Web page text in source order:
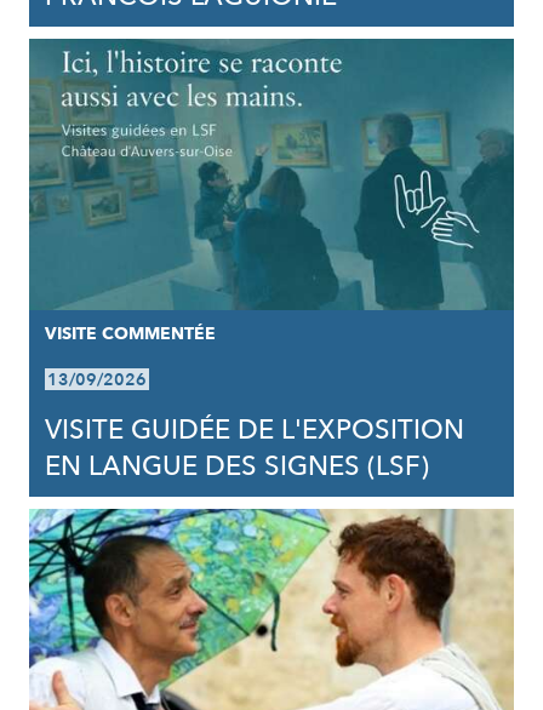
VISITE COMMENTÉE
13/09/2026
VISITE GUIDÉE DE L'EXPOSITION
EN LANGUE DES SIGNES (LSF)